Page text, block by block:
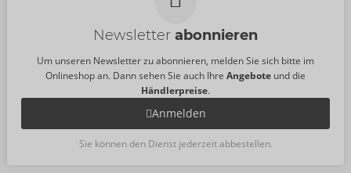
Newsletter abonnieren
Um unseren Newsletter zu abonnieren, melden Sie sich bitte im
Onlineshop an. Dann sehen Sie auch Ihre Angebote und die
Händlerpreise.
Anmelden
Sie können den Dienst jederzeit abbestellen.